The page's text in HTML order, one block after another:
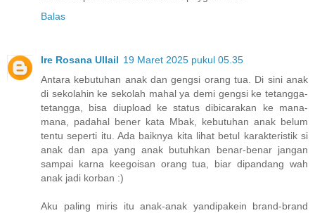
Balas
Ire Rosana Ullail 19 Maret 2025 pukul 05.35
Antara kebutuhan anak dan gengsi orang tua. Di sini anak
di sekolahin ke sekolah mahal ya demi gengsi ke tetangga-
tetangga, bisa diupload ke status dibicarakan ke mana-
mana, padahal bener kata Mbak, kebutuhan anak belum
tentu seperti itu. Ada baiknya kita lihat betul karakteristik si
anak dan apa yang anak butuhkan benar-benar jangan
sampai karna keegoisan orang tua, biar dipandang wah
anak jadi korban :)
Aku paling miris itu anak-anak yandipakein brand-brand